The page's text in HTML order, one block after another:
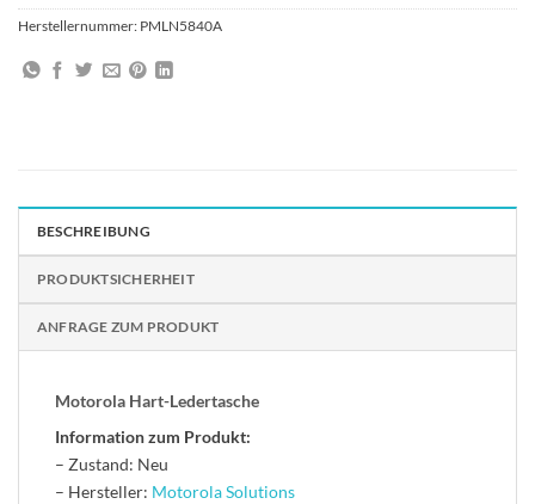
Herstellernummer: PMLN5840A
BESCHREIBUNG
PRODUKTSICHERHEIT
ANFRAGE ZUM PRODUKT
Motorola Hart-Ledertasche
Information zum Produkt:
– Zustand: Neu
– Hersteller: Motorola Solutions